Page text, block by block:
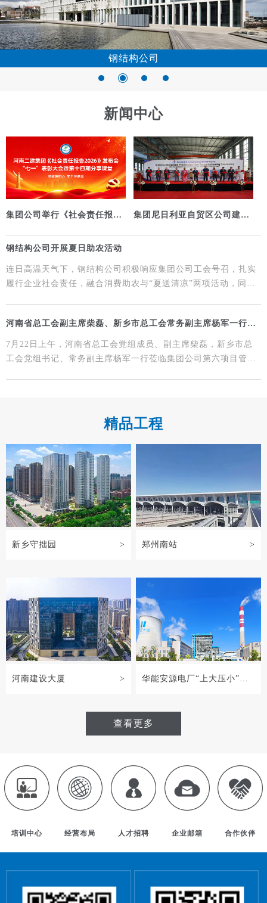
静美幕墙公司
钢结构公司
河南清水建设科技
维亚适商贸公司
新闻中心
集团公司举行《社会责任报告
会暨第十四期分享课堂
集团尼日利亚自贸区公司建材
钢结构公司开展夏日助农活动
连日高温天气下，钢结构公司积极响应集团公司工会号召，扎实
履行企业社会责任，融合消费助农与“夏送清凉”两项活动，同步
河南省总工会副主席柴磊、新乡市总工会常务副主席杨军一行莅
7月22日上午，河南省总工会党组成员、副主席柴磊，新乡市总
工会党组书记、常务副主席杨军一行莅临集团公司第六项目管理
精品工程
新乡守拙园 > 郑州南站 >
河南建设大厦 > 华能安源电厂“上大压小”新
查看更多
培训中心 经营布局 人才招聘 企业邮箱 合作伙伴